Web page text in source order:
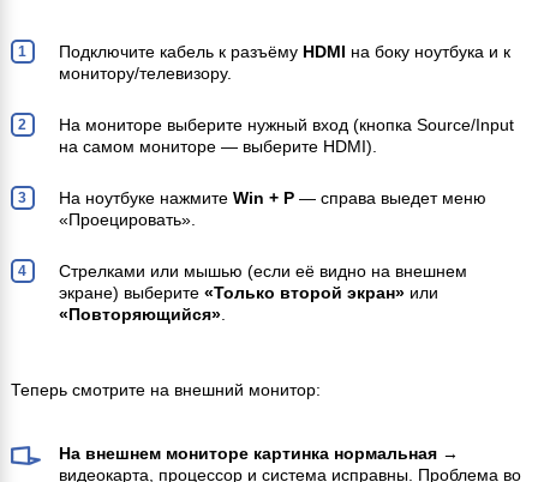
Подключите кабель к разъёму HDMI на боку ноутбука и к
монитору/телевизору.
На мониторе выберите нужный вход (кнопка Source/Input
на самом мониторе — выберите HDMI).
На ноутбуке нажмите Win + P— справа выедет меню
«Проецировать».
Стрелками или мышью (если её видно на внешнем
экране) выберите «Только второй экран»или
«Повторяющийся».
Теперь смотрите на внешний монитор:
На внешнем мониторе картинка нормальная→
видеокарта, процессор и система исправны. Проблема во